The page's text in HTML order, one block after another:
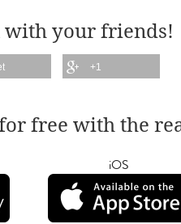
with your friends!
+1
free with the
iOS